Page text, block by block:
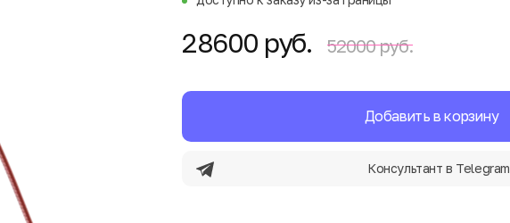
28600 руб. 52000 руб.
Добавить в корзину
Консультант в Telegram